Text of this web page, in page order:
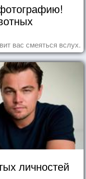
вас смеяться вслух.
личностей